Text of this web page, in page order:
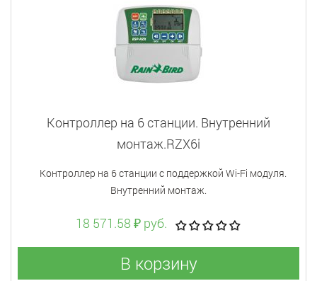
Контроллер на 6 станции. Внутренний
монтаж.RZX6i
Контроллер на 6 станции с поддержкой Wi-Fi модуля.
Внутренний монтаж.
18 571.58 ₽ руб.
В корзину